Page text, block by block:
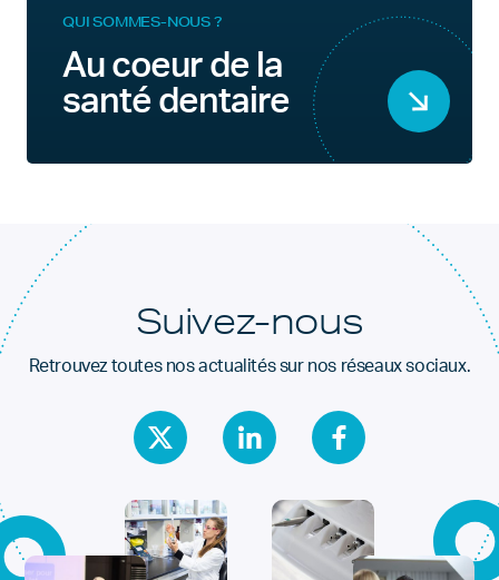
QUI SOMMES-NOUS ?
Au coeur de la
santé dentaire
Suivez-nous
Retrouvez toutes nos actualités sur nos réseaux sociaux.